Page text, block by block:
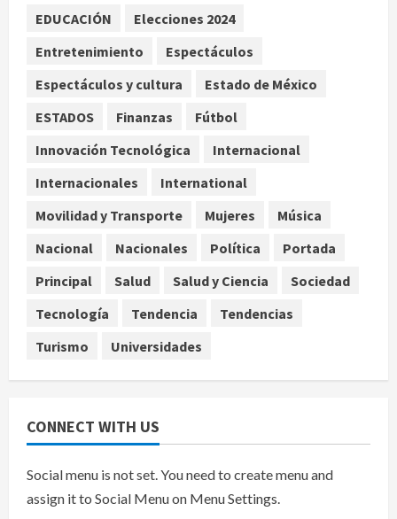
ciudad y la resistencia desde el
4
Jardín Hidalgo de Coyoacán atrae
en espacio polinizador
agosto 10, 2026
tres veces fondos internacionales y
sigue sin concretarse
EDUCACIÓN
Elecciones 2024
Entretenimiento
Espectáculos
Espectáculos y cultura
Estado de México
ESTADOS
Finanzas
Fútbol
Innovación Tecnológica
Internacional
Internacionales
International
Movilidad y Transporte
Mujeres
Música
Nacional
Nacionales Política
Portada
Principal
Salud Salud y Ciencia
Sociedad
Tecnología
Tendencia
Tendencias
Turismo
Universidades
CONNECT WITH US
Social menu is not set. You need to create menu and
assign it to Social Menu on Menu Settings.